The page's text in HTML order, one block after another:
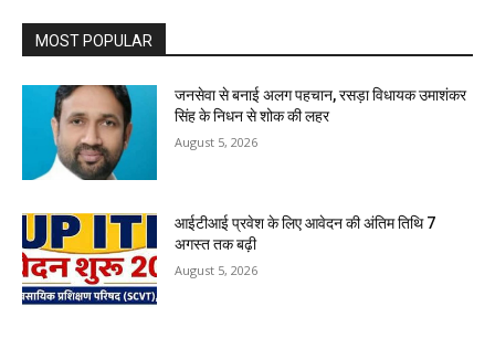
MOST POPULAR
जनसेवा से बनाई अलग पहचान, रसड़ा विधायक उमाशंकर
सिंह के निधन से शोक की लहर
August 5, 2026
आईटीआई प्रवेश के लिए आवेदन की अंतिम तिथि 7
अगस्त तक बढ़ी
August 5, 2026